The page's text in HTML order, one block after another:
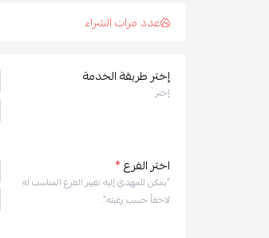
عدد مرات الشراء
إختر طريقة الخدمة
إختر
اختر الفرع*
“يمكن للمهدي إليه تغيير الفرع المناسب له
لاحقاً حسب رغبته”.